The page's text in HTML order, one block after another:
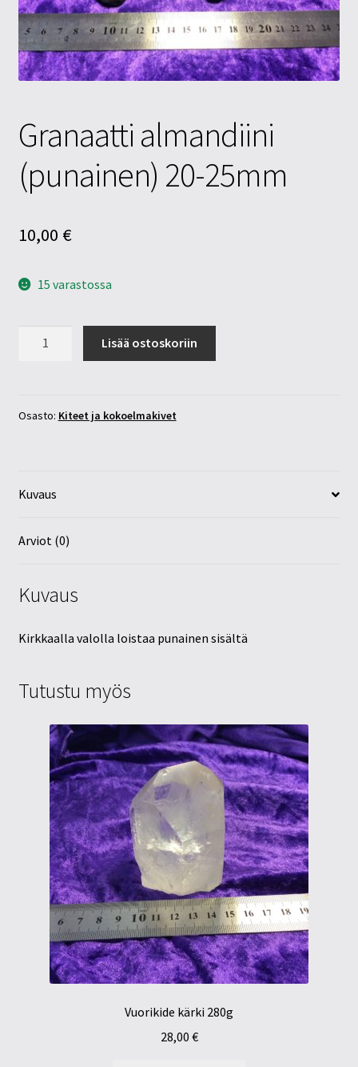
Tietosuojaseloste
Tuotteet
Granaatti almandiini
(punainen) 20-25mm
10,00 €
15 varastossa
25mm
Lisää ostoskoriin
Osasto: Kiteet ja kokoelmakivet
Kuvaus
Arviot (0)
Kuvaus
Kirkkaalla valolla loistaa punainen sisältä
Tutustu myös
Vuorikide kärki 280g
28,00 €